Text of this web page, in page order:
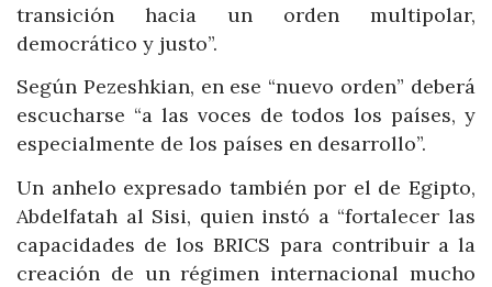
transición hacia un orden multipolar,
democrático y justo”.
Según Pezeshkian, en ese “nuevo orden” deberá
escucharse “a las voces de todos los países, y
especialmente de los países en desarrollo”.
Un anhelo expresado también por el de Egipto,
Abdelfatah al Sisi, quien instó a “fortalecer las
capacidades de los BRICS para contribuir a la
creación de un régimen internacional mucho